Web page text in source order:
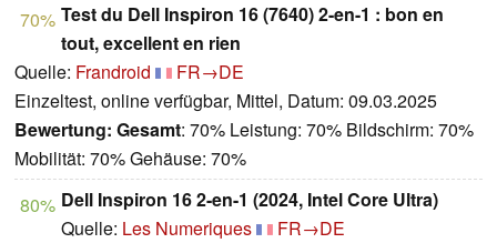
70% Test du Dell Inspiron 16 (7640) 2-en-1 : bon en
tout, excellent en rien
Quelle: Frandroid
FR→DE
Einzeltest, online verfügbar, Mittel, Datum: 09.03.2025
Bewertung: Gesamt: 70% Leistung: 70% Bildschirm: 70%
Mobilität: 70% Gehäuse: 70%
80% Dell Inspiron 16 2-en-1 (2024, Intel Core Ultra)
Quelle: Les Numeriques
FR→DE